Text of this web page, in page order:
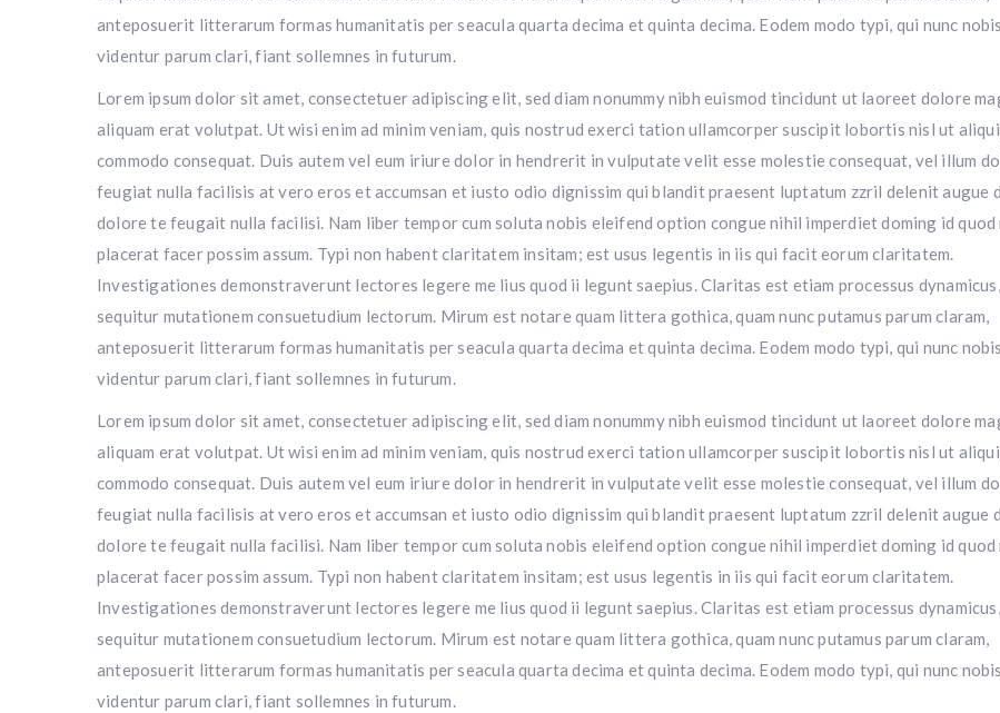
anteposuerit litterarum formas humanitatis per seacula quarta decima et quinta decima. Eodem modo typi, qui nunc nobis
videntur parum clari, fiant sollemnes in futurum.
Lorem ipsum dolor sit amet, consectetuer adipiscing elit, sed diam nonummy nibh euismod tincidunt ut laoreet dolore
aliquam erat volutpat. Ut wisi enim ad minim veniam, quis nostrud exerci tation ullamcorper suscipit lobortis nisl ut
commodo consequat. Duis autem vel eum iriure dolor in hendrerit in vulputate velit esse molestie consequat, vel illum
feugiat nulla facilisis at vero eros et accumsan et iusto odio dignissim qui blandit praesent luptatum zzril delenit augue
dolore te feugait nulla facilisi. Nam liber tempor cum soluta nobis eleifend option congue nihil imperdiet doming id quod
placerat facer possim assum. Typi non habent claritatem insitam; est usus legentis in iis qui facit eorum claritatem.
Investigationes demonstraverunt lectores legere me lius quod ii legunt saepius. Claritas est etiam processus
sequitur mutationem consuetudium lectorum. Mirum est notare quam littera gothica, quam nunc putamus parum claram,
anteposuerit litterarum formas humanitatis per seacula quarta decima et quinta decima. Eodem modo typi, qui nunc nobis
videntur parum clari, fiant sollemnes in futurum.
Lorem ipsum dolor sit amet, consectetuer adipiscing elit, sed diam nonummy nibh euismod tincidunt ut laoreet dolore
aliquam erat volutpat. Ut wisi enim ad minim veniam, quis nostrud exerci tation ullamcorper suscipit lobortis nisl ut
commodo consequat. Duis autem vel eum iriure dolor in hendrerit in vulputate velit esse molestie consequat, vel illum
feugiat nulla facilisis at vero eros et accumsan et iusto odio dignissim qui blandit praesent luptatum zzril delenit augue
dolore te feugait nulla facilisi. Nam liber tempor cum soluta nobis eleifend option congue nihil imperdiet doming id quod
placerat facer possim assum. Typi non habent claritatem insitam; est usus legentis in iis qui facit eorum claritatem.
Investigationes demonstraverunt lectores legere me lius quod ii legunt saepius. Claritas est etiam processus
sequitur mutationem consuetudium lectorum. Mirum est notare quam littera gothica, quam nunc putamus parum claram,
anteposuerit litterarum formas humanitatis per seacula quarta decima et quinta decima. Eodem modo typi, qui nunc nobis
videntur parum clari, fiant sollemnes in futurum.